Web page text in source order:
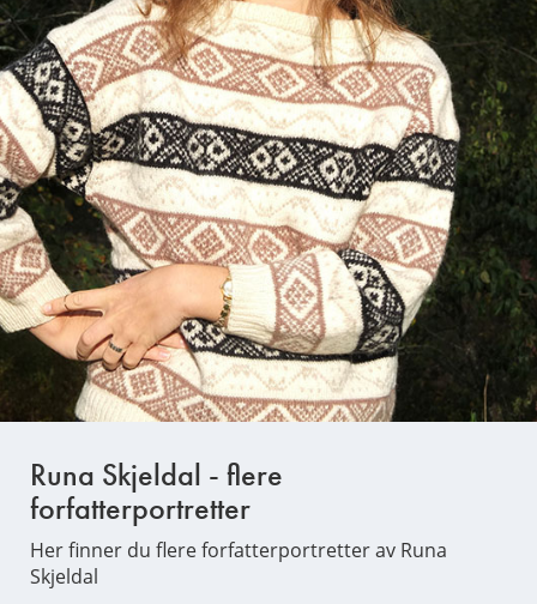
Runa Skjeldal - flere
forfatterportretter
Her finner du flere forfatterportretter av Runa
Skjeldal